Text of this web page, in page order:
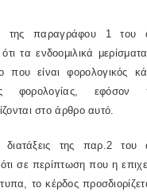
της
παραγράφου 1 του
ότι τα ενδοομιλικά
είναι φορολογικός
φορολογίας, εφόσον
στο άρθρο αυτό.
της
παρ.2 του
ότι σε περίπτωση που η
το κέρδος